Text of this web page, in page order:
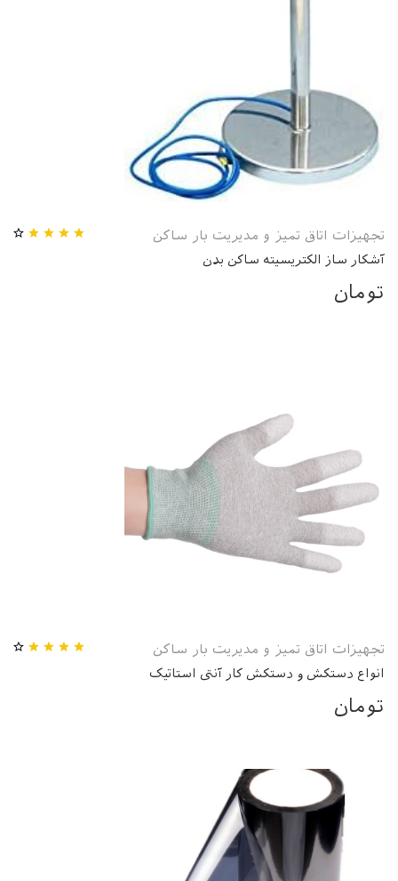
تجهیزات اتاق تمیز و مدیریت بار ساکن
آشکار ساز الکتریسیته ساکن بدن
تومان
تجهیزات اتاق تمیز و مدیریت بار ساکن
انواع دستکش و دستکش کار آنتی استاتیک
تومان